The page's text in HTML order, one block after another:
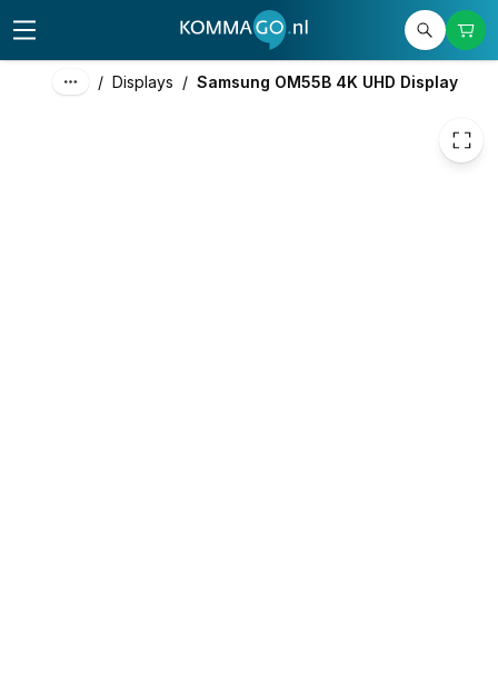
/ Displays / Samsung OM55B 4K UHD Display
excl. btw